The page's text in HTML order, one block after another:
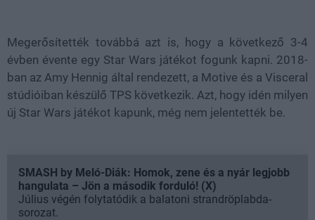
Megerősítették továbbá azt is, hogy a következő 3-4
évben évente egy Star Wars játékot fogunk kapni. 2018-
ban az Amy Hennig által rendezett, a Motive és a Visceral
stúdióiban készülő TPS következik. Azt, hogy idén milyen
új Star Wars játékot kapunk, még nem jelentették be.
SMASH by Meló-Diák: Homok, zene és a nyár legjobb
hangulata – Jön a második forduló! (X)
Július végén folytatódik a balatoni strandröplabda-
sorozat.